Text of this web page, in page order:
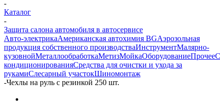
-
Каталог
-
Защита салона автомобиля в автосервисе
Авто-электрикаАмериканская автохимия BGАэрозольная
продукция собственного производстваИнструментМалярно-
кузовнойМеталлообработкаМетизМойкаОборудованиеПрочее
кондиционированияСредства для очистки и ухода за
рукамиСлесарный участокШиномонтаж
-Чехлы на руль с резинкой 250 шт.